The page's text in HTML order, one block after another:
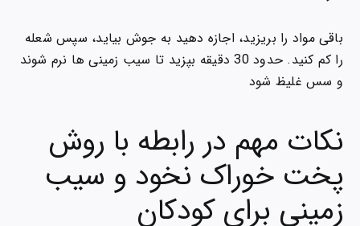
باقی مواد را بریزید، اجازه دهید به جوش بیاید، سپس شعله
را کم کنید. حدود 30 دقیقه بپزید تا سیب زمینی ها نرم شوند
و سس غلیظ شود
نکات مهم در رابطه با روش
پخت خوراک نخود و سیب
زمینی برای کودکان